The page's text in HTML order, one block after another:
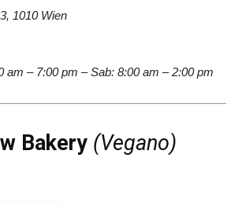
1010 Wien
am – 7:00 pm – Sab: 8:00 am – 2:00 pm
Bakery (Vegano)